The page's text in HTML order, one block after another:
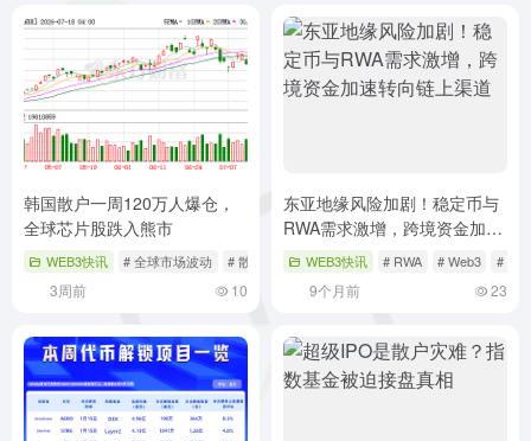
韩国散户一周120万人爆仓，
全球芯片股跌入熊市
WEB3快讯 # 全球市场波动 # 散户爆仓 # 芯片股熊市
3周前 10
东亚地缘风险加剧！稳定币与
RWA需求激增，跨境资金加速
转向链上渠道
WEB3快讯 # RWA # Web3 # 东
9个月前 23